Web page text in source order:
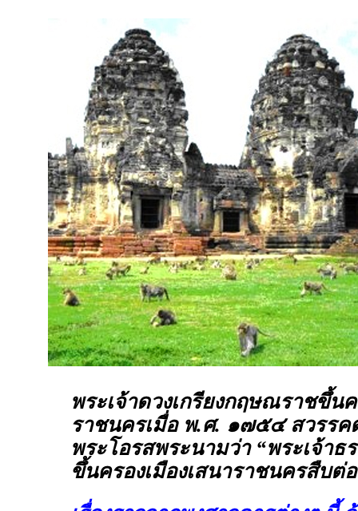
พระเจ้าดวงเกรียงกฤษณราชขึ้นค
ราชนครเมื่อ พ.ศ. ๑๗๕๔ สวรร
พระโอรสพระนามว่า “พระเจ้าธ
ขึ้นครองเมืองเสนาราชนครสืบต่